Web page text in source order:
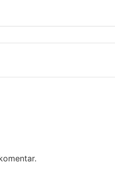
PENGUMUMAN KOMPETISI